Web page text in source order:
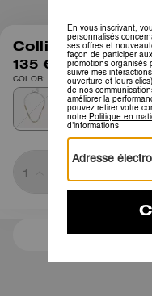
Collier
135 €
COLOR: Or/Argenté
3 paiements de